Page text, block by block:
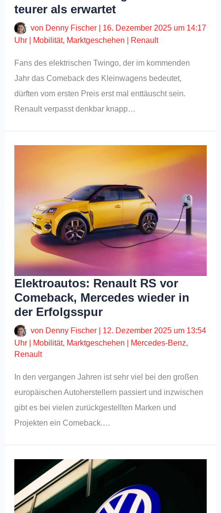
teurer als erwartet
von Denny Fischer
16. Dezember 2025 um 14:17
Uhr
Mobilität, Marktgeschehen Renault
Fans des elektrischen Twingo, der im kommenden
Jahr das Comeback des Kleinwagens bedeutet,
dürften vom ersten Preis erst mal enttäuscht sein.
Renault verpasst denkbar knapp…
Elektroautos: Renault RS vor
Comeback, Mercedes wieder in
der Erfolgsspur
von Denny Fischer
12. Dezember 2025 um 13:54
Uhr
Mobilität, Marktgeschehen Mercedes-Benz,
Renault
In den vergangen Jahren ist sehr viel bei den großen
europäischen Autoherstellern passiert und inzwischen
gibt es bei vielen zurückgestellten Marken und
Projekten ein Comeback.…